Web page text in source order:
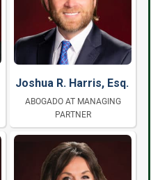
Joshua R. Harris, Esq.
ABOGADO AT MANAGING
PARTNER